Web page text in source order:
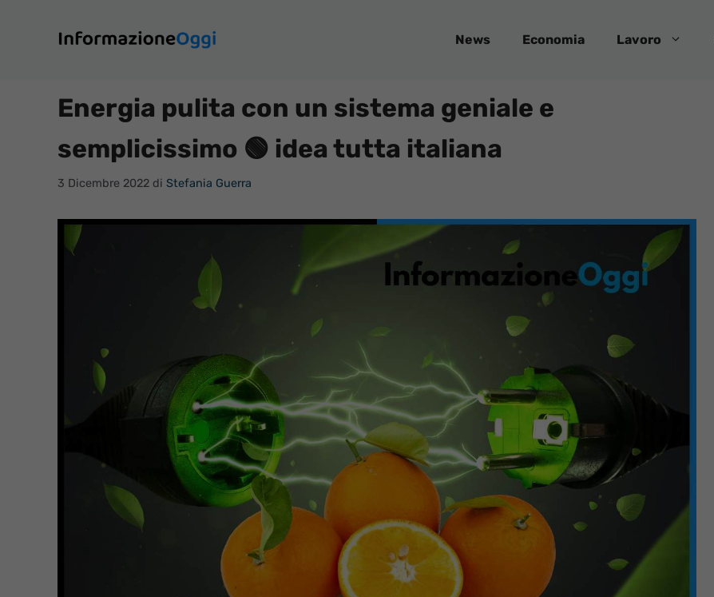
contenuto
News Economia Lavoro
Energia pulita con un sistema geniale e
semplicissimo 🟢 idea tutta italiana
3 Dicembre 2022 di Stefania Guerra